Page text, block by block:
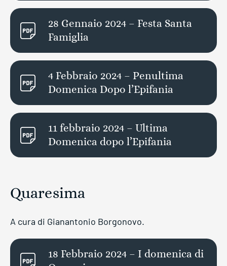
28 Gennaio 2024 – Festa Santa
Famiglia
4 Febbraio 2024 – Penultima
Domenica Dopo l’Epifania
11 febbraio 2024 – Ultima
Domenica dopo l’Epifania
Quaresima
A cura di Gianantonio Borgonovo.
18 Febbraio 2024 – I domenica di